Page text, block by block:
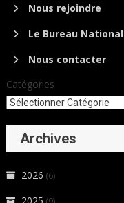
Nous rejoindre
Le Bureau National
Nous contacter
Catégories
Archives
2026 (6)